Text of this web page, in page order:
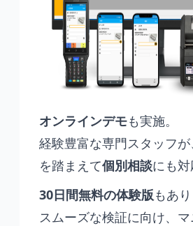
オンラインデモも実施。
経験豊富な専門スタッフ
を踏まえて個別相談にも対
30日間無料の体験版もあり
スムーズな検証に向け、